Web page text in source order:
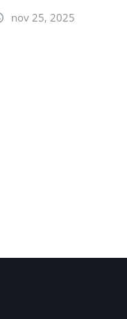
nov 25, 2025